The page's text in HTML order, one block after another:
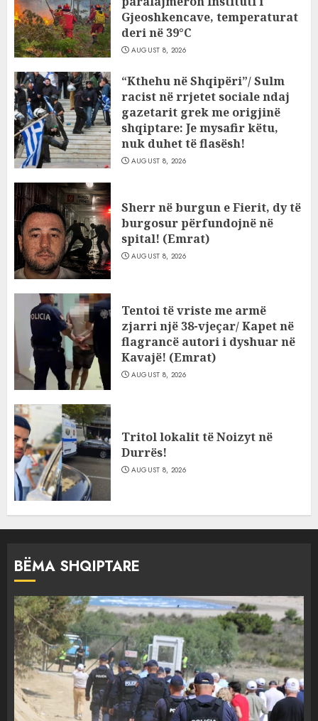
Gjeoshkencave, temperaturat
deri në 39°C
AUGUST 8, 2026
“Kthehu në Shqipëri”/ Sulm
racist në rrjetet sociale ndaj
gazetarit grek me origjinë
shqiptare: Je mysafir këtu,
nuk duhet të flasësh!
AUGUST 8, 2026
Sherr në burgun e Fierit, dy të
burgosur përfundojnë në
spital! (Emrat)
AUGUST 8, 2026
Tentoi të vriste me armë
zjarri një 38-vjeçar/ Kapet në
flagrancë autori i dyshuar në
Kavajë! (Emrat)
AUGUST 8, 2026
Tritol lokalit të Noizyt në
Durrës!
AUGUST 8, 2026
BËMA SHQIPTARE